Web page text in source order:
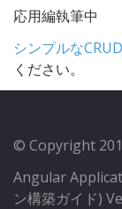
応用編執筆中
シンプルな
ください。
© Copyright
Angular
ン構築ガイド)